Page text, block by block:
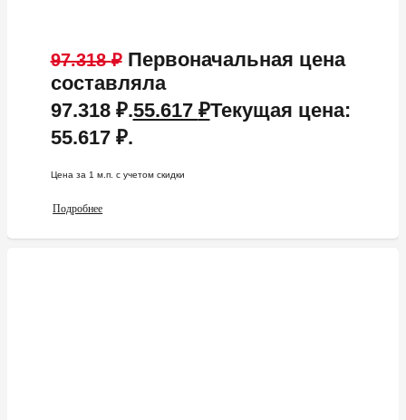
97.318₽ Первоначальная цена
составляла
97.318 ₽.55.617 ₽Текущая цена:
55.617 ₽.
Цена за 1 м.п. c учетом скидки
Подробнее